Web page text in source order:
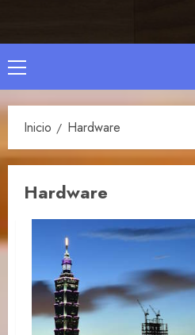
Menú
principal
Inicio Hardware
Hardware